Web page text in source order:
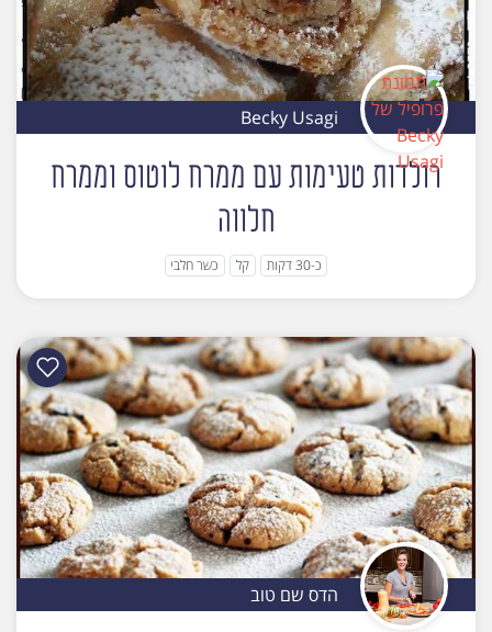
Becky Usagi
רולדות טעימות עם ממרח לוטוס וממרח
חלווה
כ-30 דקות קל כשר חלבי
הדס שם טוב